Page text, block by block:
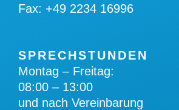
Fax: +49 2234 16996
SPRECHSTUNDEN
Montag – Freitag:
08:00 – 13:00
und nach Vereinbarung